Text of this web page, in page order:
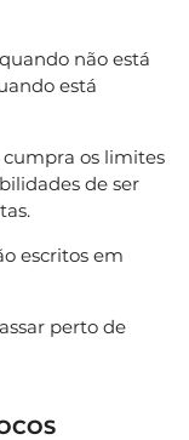
não está
está
os limites
de ser
escritos em
perto de